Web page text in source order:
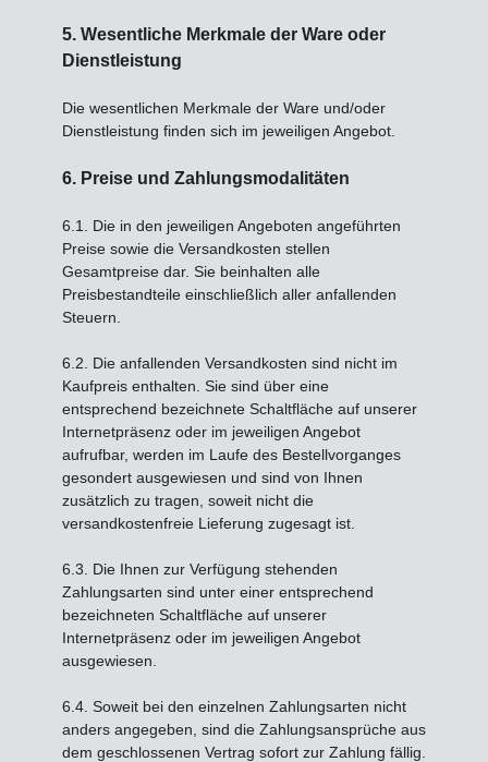
5. Wesentliche Merkmale der Ware oder
Dienstleistung
Die wesentlichen Merkmale der Ware und/oder
Dienstleistung finden sich im jeweiligen Angebot.
6. Preise und Zahlungsmodalitäten
6.1. Die in den jeweiligen Angeboten angeführten
Preise sowie die Versandkosten stellen
Gesamtpreise dar. Sie beinhalten alle
Preisbestandteile einschließlich aller anfallenden
Steuern.
6.2. Die anfallenden Versandkosten sind nicht im
Kaufpreis enthalten. Sie sind über eine
entsprechend bezeichnete Schaltfläche auf unserer
Internetpräsenz oder im jeweiligen Angebot
aufrufbar, werden im Laufe des Bestellvorganges
gesondert ausgewiesen und sind von Ihnen
zusätzlich zu tragen, soweit nicht die
versandkostenfreie Lieferung zugesagt ist.
6.3. Die Ihnen zur Verfügung stehenden
Zahlungsarten sind unter einer entsprechend
bezeichneten Schaltfläche auf unserer
Internetpräsenz oder im jeweiligen Angebot
ausgewiesen.
6.4. Soweit bei den einzelnen Zahlungsarten nicht
anders angegeben, sind die Zahlungsansprüche aus
dem geschlossenen Vertrag sofort zur Zahlung fällig.